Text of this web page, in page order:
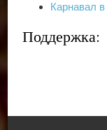
Карнавал
Поддержка: